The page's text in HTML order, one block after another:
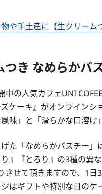
手土産に【生クリーム
き なめらかバ
の人気カフェUNI
ケーキ』がオンラインシ
味」と「滑らかな口溶け
た「なめらかバスチー」
』『とろり』の3種の異
させて頂きますので、1日
はギフトや特別な日のケ